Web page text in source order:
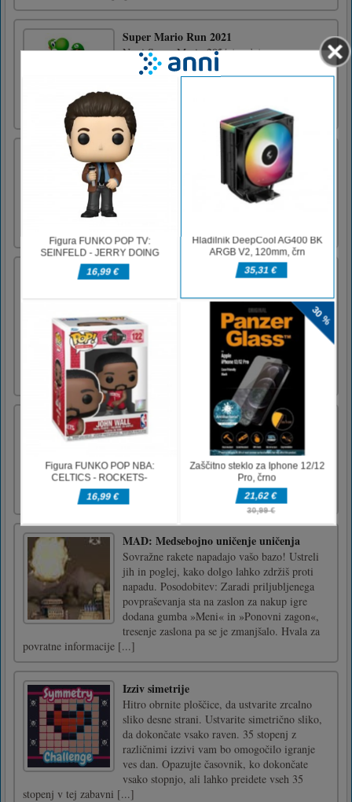
Super Mario Run 2021
Novi Super Mario 2021 je zdaj na
voljoUporabite puščice za premikanje in skok
Uporabite X in W za strel
Vsakodnevno Wordoku
Vsakodnevno nove ravni Wordokuja.
Wordoku je sudoku s črkami. Vsaka črka se
pojavi samo enkrat v vrstici, stolpcu ali polju
Božična zabava Rainbow Girls
Party. Skyler in Sunny sta najboljši
prijateljici. Odločili so se, da se bodo udeležili
božične zabave v Rainbow High. Oba sta na
skrivaj zaljubljena v Collina, ki prav tako
prihaja na zabavo. Tako ga dekleta poskušajo
navdušiti s svojim [...]
Jetpackman strelec
jetpackman shooter je arkadna igra html5,
zbirajte kovance, da si prislužite točke na odru
in ustrelite vesoljcauporabite puščično tipko
na tipkovnici ali uporabite sledilno ploščico
MAD: Medsebojno uničenje uničenja
Sovražne rakete napadajo vašo bazo! Ustreli
jih in poglej, kako dolgo lahko zdržiš proti
napadu. Posodobitev: Zaradi priljubljenega
povpraševanja sta na zaslon za nakup igre
dodana gumba »Meni« in »Ponovni zagon«,
tresenje zaslona pa se je zmanjšalo. Hvala za
povratne informacije [...]
Izziv simetrije
Hitro obrnite ploščice, da ustvarite zrcalno
sliko desne strani. Ustvarite simetrično sliko,
da dokončate vsako raven. 35 stopenj z
različnimi izzivi vam bo omogočilo igranje
ves dan. Opazujte časovnik, ko dokončate
vsako stopnjo, ali lahko preidete vseh 35
stopenj v tej zabavni [...]